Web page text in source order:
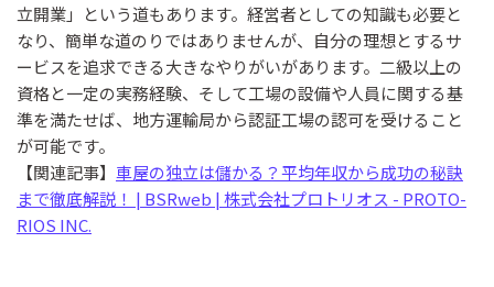
立開業」という道もあります。経営者としての知識も必要と
なり、簡単な道のりではありませんが、自分の理想とするサ
ービスを追求できる大きなやりがいがあります。二級以上の
資格と一定の実務経験、そして工場の設備や人員に関する基
準を満たせば、地方運輸局から認証工場の認可を受けること
が可能です。
【関連記事】 車屋の独立は儲かる？平均年収から成功の秘訣
まで徹底解説！ | BSRweb | 株式会社プロトリオス - PROTO-
RIOS INC.